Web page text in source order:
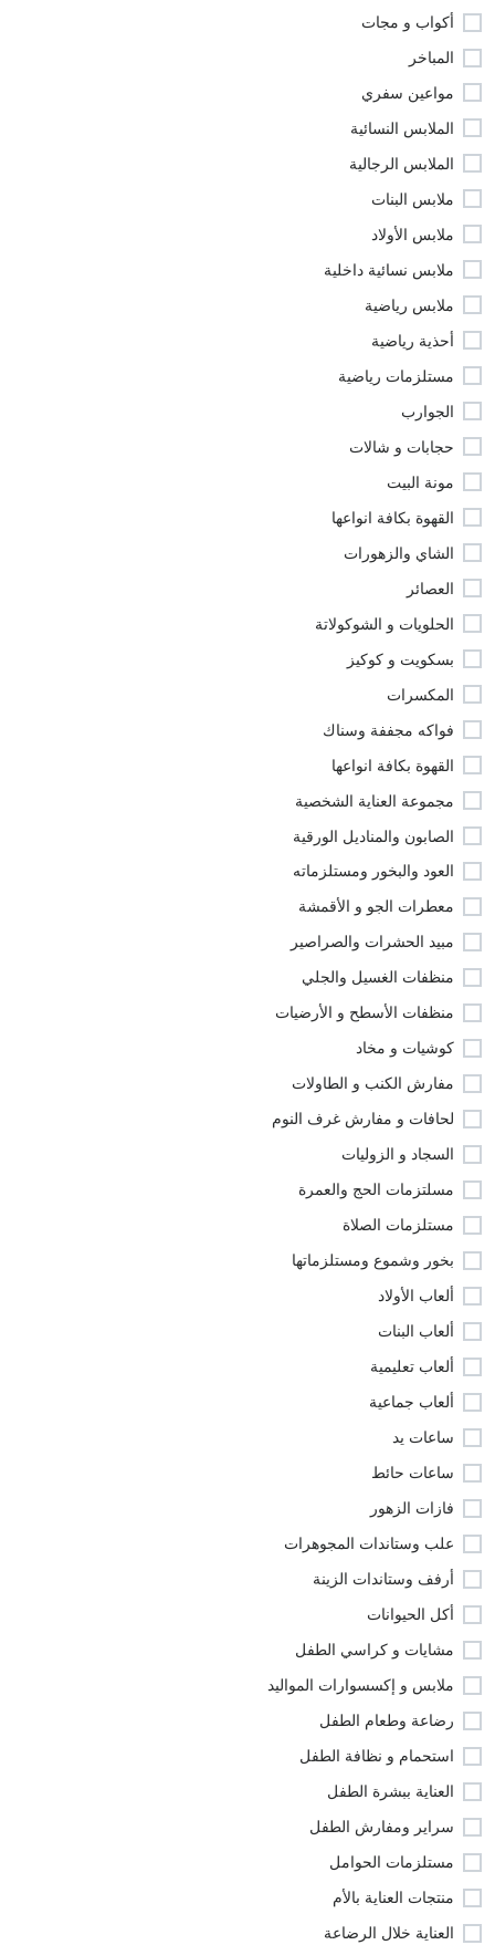
أكواب و مجات
المباخر
مواعين سفري
الملابس النسائية
الملابس الرجالية
ملابس البنات
ملابس الأولاد
ملابس نسائية داخلية
ملابس رياضية
أحذية رياضية
مستلزمات رياضية
الجوارب
حجابات و شالات
مونة البيت
القهوة بكافة انواعها
الشاي والزهورات
العصائر
الحلويات و الشوكولاتة
بسكويت و كوكيز
المكسرات
فواكه مجففة وسناك
القهوة بكافة انواعها
مجموعة العناية الشخصية
الصابون والمناديل الورقية
العود والبخور ومستلزماته
معطرات الجو و الأقمشة
مبيد الحشرات والصراصير
منظفات الغسيل والجلي
منظفات الأسطح و الأرضيات
كوشيات و مخاد
مفارش الكنب و الطاولات
لحافات و مفارش غرف النوم
السجاد و الزوليات
مسلتزمات الحج والعمرة
مستلزمات الصلاة
بخور وشموع ومستلزماتها
ألعاب الأولاد
ألعاب البنات
ألعاب تعليمية
ألعاب جماعية
ساعات يد
ساعات حائط
فازات الزهور
علب وستاندات المجوهرات
أرفف وستاندات الزينة
أكل الحيوانات
مشايات و كراسي الطفل
ملابس و إكسسوارات المواليد
رضاعة وطعام الطفل
استحمام و نظافة الطفل
العناية ببشرة الطفل
سراير ومفارش الطفل
مستلزمات الحوامل
منتجات العناية بالأم
العناية خلال الرضاعة